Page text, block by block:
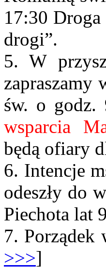
17:30
drogi”.
5. W
zapraszamy
św. o godz.
wsparcia
będą ofiary
6. Intencje
odeszły do
Piechota lat
7.
>>>]